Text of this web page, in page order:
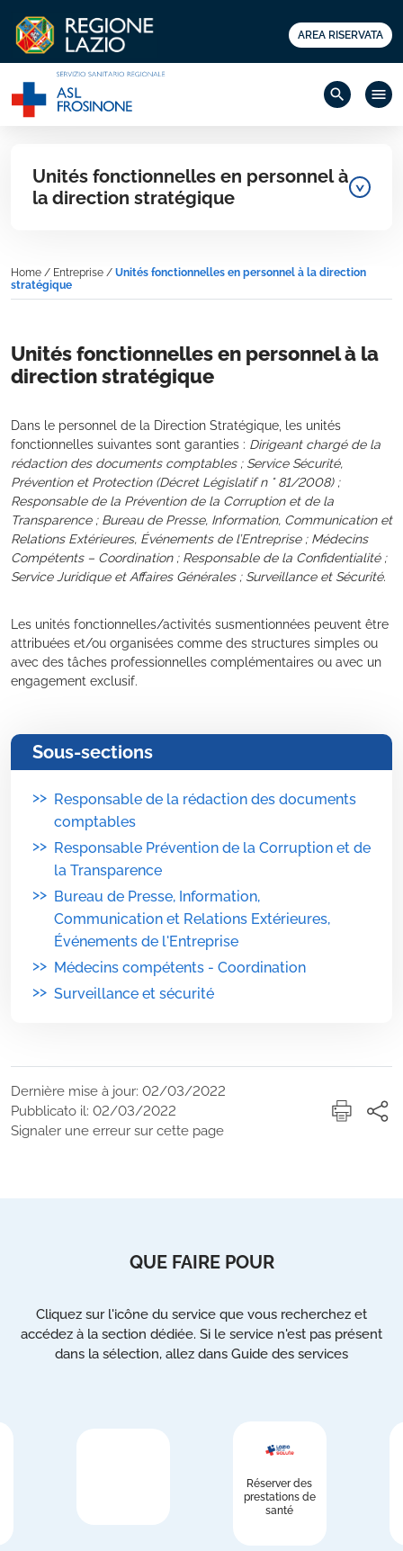
AREA RISERVATA
search menu
Unités fonctionnelles en personnel à
la direction stratégique
Home / Entreprise / Unités fonctionnelles en personnel à la direction
stratégique
Unités fonctionnelles en personnel à la
direction stratégique
Dans le personnel de la Direction Stratégique, les unités
fonctionnelles suivantes sont garanties : Dirigeant chargé de la
rédaction des documents comptables ; Service Sécurité,
Prévention et Protection (Décret Législatif n ° 81/2008) ;
Responsable de la Prévention de la Corruption et de la
Transparence ; Bureau de Presse, Information, Communication et
Relations Extérieures, Événements de l’Entreprise ; Médecins
Compétents – Coordination ; Responsable de la Confidentialité ;
Service Juridique et Affaires Générales ; Surveillance et Sécurité.
Les unités fonctionnelles/activités susmentionnées peuvent être
attribuées et/ou organisées comme des structures simples ou
avec des tâches professionnelles complémentaires ou avec un
engagement exclusif.
Sous-sections
>> Responsable de la rédaction des documents
comptables
>> Responsable Prévention de la Corruption et de
la Transparence
>> Bureau de Presse, Information,
Communication et Relations Extérieures,
Événements de l'Entreprise
>> Médecins compétents - Coordination
>> Surveillance et sécurité
Dernière mise à jour: 02/03/2022
Pubblicato il: 02/03/2022
Signaler une erreur sur cette page
QUE FAIRE POUR
Cliquez sur l'icône du service que vous recherchez et
accédez à la section dédiée. Si le service n'est pas présent
dans la sélection, allez dans Guide des services
Réserver des
prestations de
santé